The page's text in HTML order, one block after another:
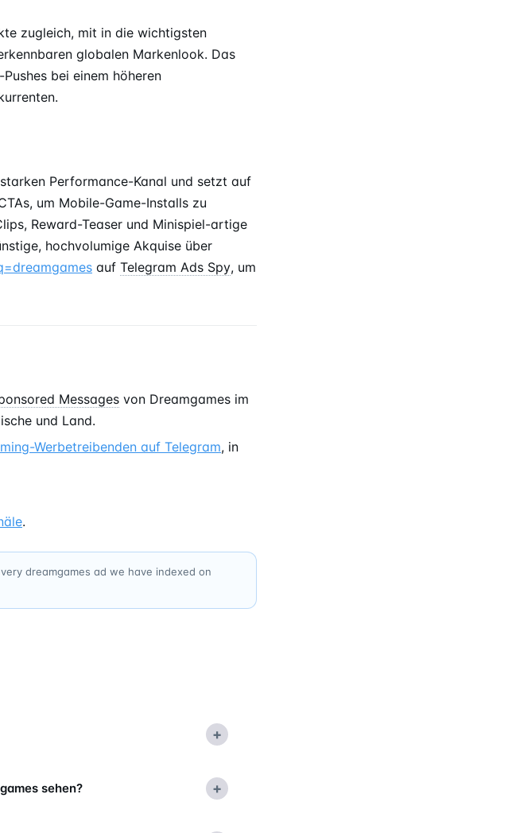
zugleich, mit in die wichtigsten
globalen Markenlook. Das
bei einem höheren
Performance-Kanal und setzt auf
um Mobile-Game-Installs zu
Reward-Teaser und Minispiel-artige
hochvolumige Akquise über
auf Telegram Ads Spy, um
Messages von Dreamgames im
und Land.
Werbetreibenden auf Telegram, in
.
dreamgames ad we have indexed on
+
sehen? +